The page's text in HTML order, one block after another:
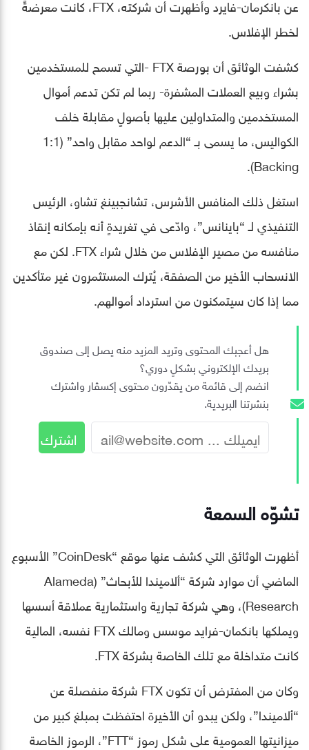
عن بانكرمان-فايرد وأظهرت أن شركته، FTX، كانت معرضةً
لخطر الإفلاس.
كشفت الوثائق أن بورصة FTX -التي تسمح للمستخدمين
بشراء وبيع العملات المشفرة- ربما لم تكن تدعم أموال
المستخدمين والمتداولين عليها بأصولٍ مقابلة خلف
الكواليس، ما يسمى بـ “الدعم لواحد مقابل واحد” (1:1
Backing).
استغل ذلك المنافس الأشرس، تشانجبينغ تشاو، الرئيس
التنفيذي لـ “باينانس”، وادّعى في تغريدةٍ أنه بإمكانه إنقاذ
منافسه من مصير الإفلاس من خلال شراء FTX. لكن مع
الانسحاب الأخير من الصفقة، يُترك المستثمرون غير متأكدين
مما إذا كان سيتمكنون من استرداد أموالهم.
هل أعجبك المحتوى وتريد المزيد منه يصل إلى صندوق
بريدك الإلكتروني بشكلٍ دوري؟
انضم إلى قائمة من يقدّرون محتوى إكسڤار واشترك
بنشرتنا البريدية.
تشوّه السمعة
أظهرت الوثائق التي كشف عنها موقع “CoinDesk” الأسبوع
الماضي أن موارد شركة “ألاميندا للأبحاث” (Alameda
Research)، وهي شركة تجارية واستثمارية عملاقة أسسها
ويملكها بانكمان-فرايد موسس ومالك FTX نفسه، المالية
كانت متداخلة مع تلك الخاصة بشركة FTX.
وكان من المفترض أن تكون FTX شركة منفصلة عن
“ألاميندا”، ولكن يبدو أن الأخيرة احتفظت بمبلغ كبير من
ميزانيتها العمومية على شكل رموز “FTT”، الرموز الخاصة